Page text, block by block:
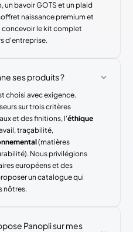
un bavoir GOTS et un plaid
naissance premium et
le kit complet
d'entreprise.
ses produits ?
choisi avec exigence.
sur trois critères
et des finitions, l'éthique
traçabilité,
(matières
Nous privilégions
européens et des
un catalogue qui
nôtres.
Panopli sur mes